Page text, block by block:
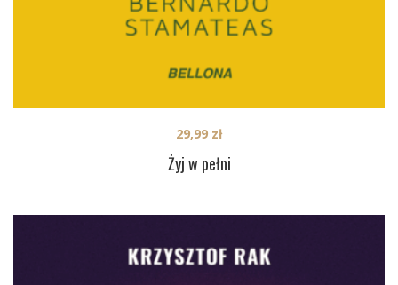
Żyj w pełni
29,99 zł